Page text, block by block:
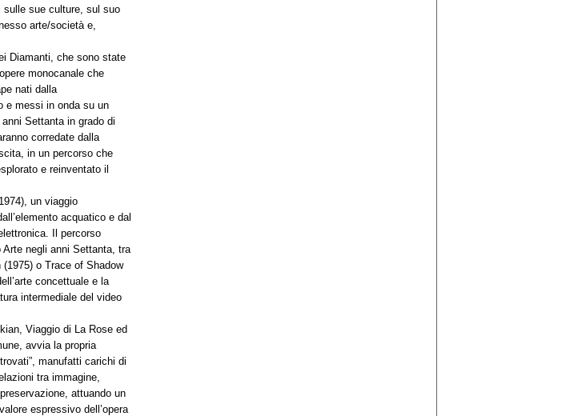
sulle sue culture, sul suo
arte/società e,
Diamanti, che sono state
monocanale che
nati dalla
e messi in onda su un
Settanta in grado di
corredate dalla
in un percorso che
e reinventato il
un viaggio
acquatico e dal
Il percorso
negli anni Settanta, tra
o Trace of Shadow
concettuale e la
intermediale del video
Viaggio di La Rose ed
avvia la propria
manufatti carichi di
tra immagine,
attuando un
espressivo dell’opera